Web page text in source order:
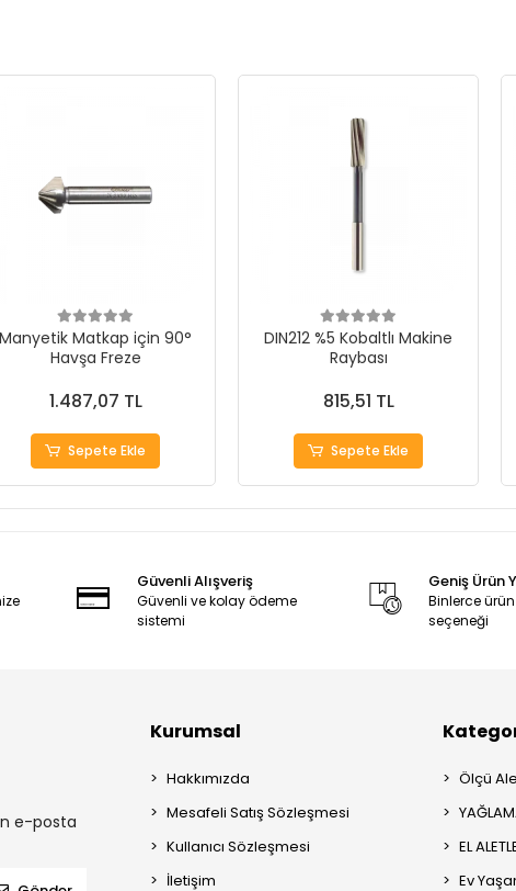
Manyetik Matkap için 90°
Havşa Freze
1.487,07 TL
Sepete Ekle
DIN212 %5 Kobaltlı Makine
Raybası
815,51 TL
Sepete Ekle
Güvenli Alışveriş
Güvenli ve kolay ödeme
sistemi
Geniş Ürün
Binlerce
seçeneği
e-posta
Kurumsal
Hakkımızda
Mesafeli Satış Sözleşmesi
Kullanıcı Sözleşmesi
İletişim
Ölçü
EL
Ev